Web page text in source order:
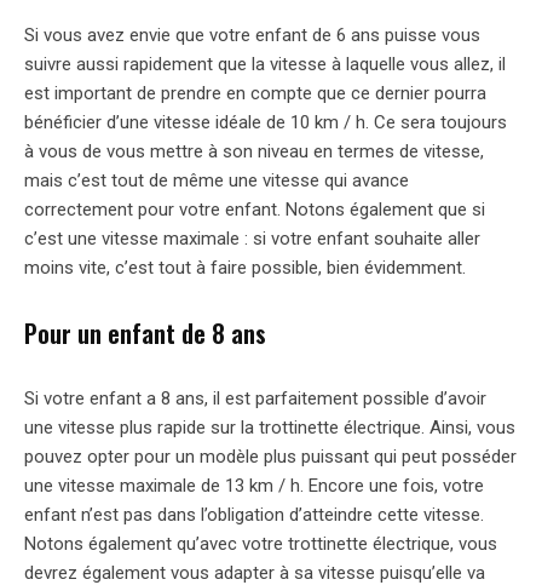
Si vous avez envie que votre enfant de 6 ans puisse vous
suivre aussi rapidement que la vitesse à laquelle vous allez, il
est important de prendre en compte que ce dernier pourra
bénéficier d’une vitesse idéale de 10 km / h. Ce sera toujours
à vous de vous mettre à son niveau en termes de vitesse,
mais c’est tout de même une vitesse qui avance
correctement pour votre enfant. Notons également que si
c’est une vitesse maximale : si votre enfant souhaite aller
moins vite, c’est tout à faire possible, bien évidemment.
Pour un enfant de 8 ans
Si votre enfant a 8 ans, il est parfaitement possible d’avoir
une vitesse plus rapide sur la trottinette électrique. Ainsi, vous
pouvez opter pour un modèle plus puissant qui peut posséder
une vitesse maximale de 13 km / h. Encore une fois, votre
enfant n’est pas dans l’obligation d’atteindre cette vitesse.
Notons également qu’avec votre trottinette électrique, vous
devrez également vous adapter à sa vitesse puisqu’elle va